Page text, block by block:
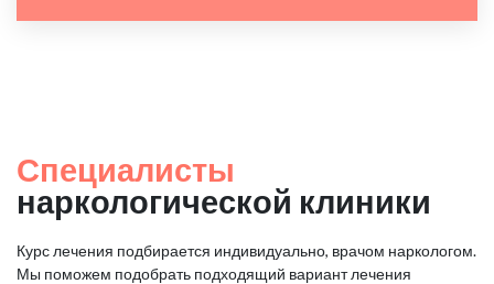
Специалисты
наркологической клиники
Курс лечения подбирается индивидуально, врачом наркологом.
Мы поможем подобрать подходящий вариант лечения